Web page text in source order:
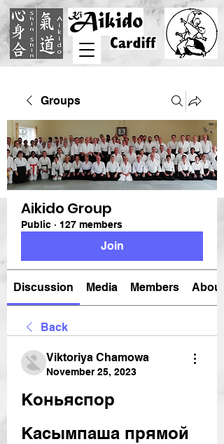
Groups
Aikido Group
Public · 127 members
Join
Discussion Media Members About
Back
Viktoriya Chamowa
November 25, 2023
Коньяспор
Касымпаша прямой